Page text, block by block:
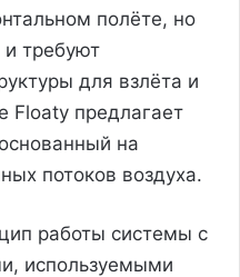
полёте, но
требуют
для взлёта и
Floaty предлагает
на
потоков воздуха.
работы системы с
используемыми